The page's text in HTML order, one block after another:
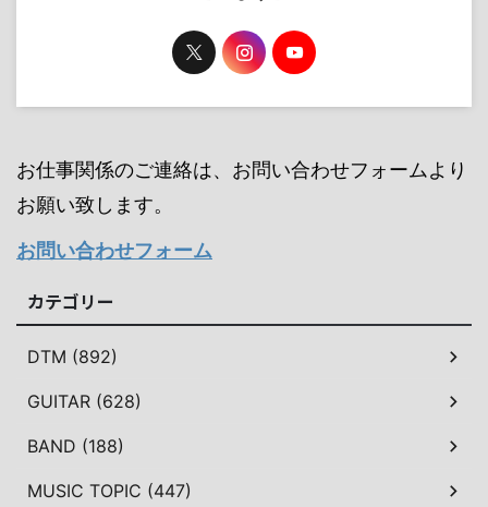
お仕事関係のご連絡は、お問い合わせフォームより
お願い致します。
お問い合わせフォーム
カテゴリー
DTM (892)
GUITAR (628)
BAND (188)
MUSIC TOPIC (447)